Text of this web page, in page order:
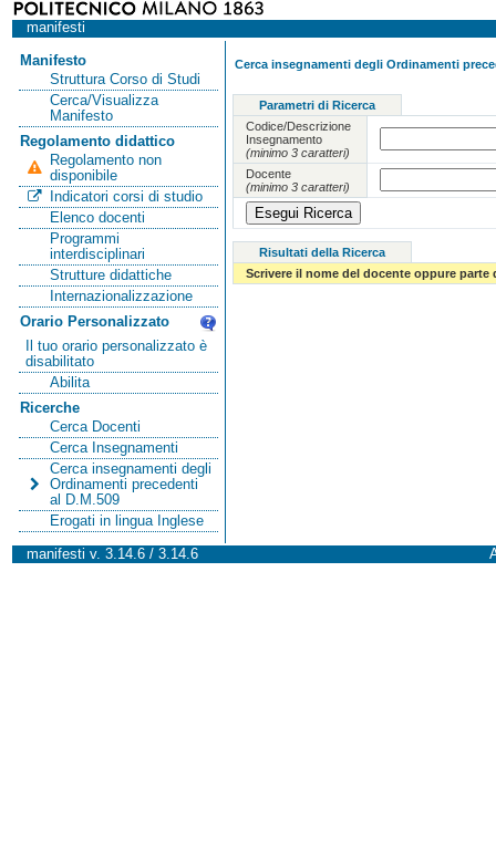
manifesti
Manifesto
Struttura Corso di Studi
Cerca/Visualizza
Manifesto
Regolamento didattico
Regolamento non
disponibile
Indicatori corsi di studio
Elenco docenti
Programmi
interdisciplinari
Strutture didattiche
Internazionalizzazione
Orario Personalizzato
Il tuo orario personalizzato è
disabilitato
Abilita
Ricerche
Cerca Docenti
Cerca Insegnamenti
Cerca insegnamenti degli
Ordinamenti precedenti
al D.M.509
Erogati in lingua Inglese
Cerca insegnamenti degli Ordinamenti
Parametri di Ricerca
Codice/Descrizione
Insegnamento
(minimo 3 caratteri)
Docente
(minimo 3 caratteri)
Risultati della Ricerca
Scrivere il nome del docente oppure
manifesti v. 3.14.6 / 3.14.6